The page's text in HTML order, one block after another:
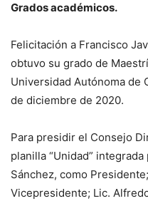
Grados académicos.
Felicitación a Francisco
obtuvo su grado de
Universidad Autónoma de
de diciembre de 2020.
Para presidir el Consejo
planilla “Unidad” integrada
Sánchez, como Presidente;
Vicepresidente; Lic.